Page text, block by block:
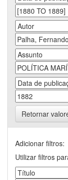
Retornar
Adicionar filtros:
Utilizar filtros